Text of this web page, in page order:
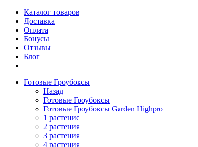
Каталог товаров
Доставка
Оплата
Бонусы
Отзывы
Блог
Готовые Гроубоксы
Назад
Готовые Гроубоксы
Готовые Гроубоксы Garden Highpro
1 растение
2 растения
3 растения
4 растения